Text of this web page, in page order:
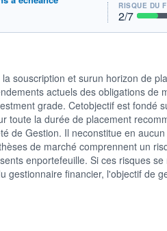
RISQUE DU
2/7
souscription et surun horizon de
actuels des obligations de
grade. Cetobjectif est fondé
toute la durée de placement
de Gestion. Il neconstitue en
de marché comprennent un
enportefeuille. Si ces risques
gestionnaire financier, l'objectif de